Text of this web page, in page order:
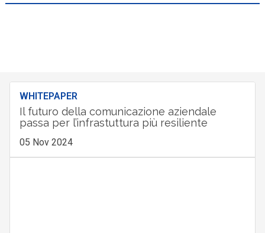
WHITEPAPER
Il futuro della comunicazione aziendale
passa per l’infrastuttura più resiliente
05 Nov 2024